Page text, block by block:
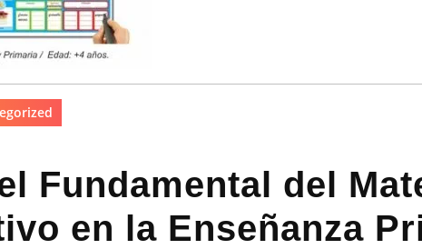
Fundamental del
en la Enseñanza